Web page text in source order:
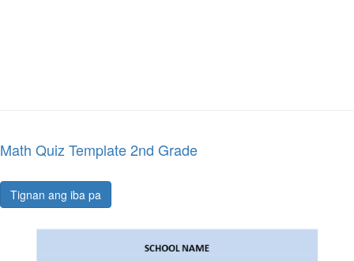
Math Quiz Template 2nd Grade
Tignan ang iba pa